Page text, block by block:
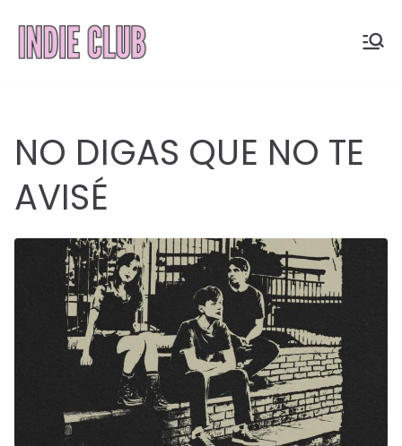
contenido
CLUB
Noticias, entrevistas y
NO DIGAS QUE NO TE
AVISÉ